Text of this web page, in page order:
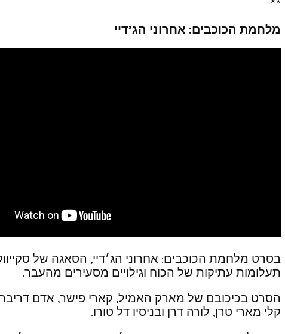
**
מלחמת הכוכבים: אחרוני הג’דיי
בסרט מלחמת הכוכבים: אחרוני הג׳דיי, הסאגה של
תעלומות עתיקות של הכוח וגילויים מסעירים מהעבר.
הסרט בכיכובם של מארק האמיל, קארי פישר, אדם דריבר,
קלי מארי טרן, לורה דרן ובניסיו דל טורו.